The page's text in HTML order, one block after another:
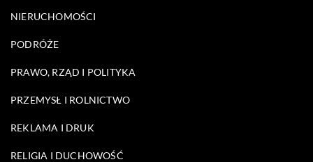
NIERUCHOMOŚCI
PODRÓŻE
PRAWO, RZĄD I POLITYKA
PRZEMYSŁ I ROLNICTWO
REKLAMA I DRUK
RELIGIA I DUCHOWOŚĆ